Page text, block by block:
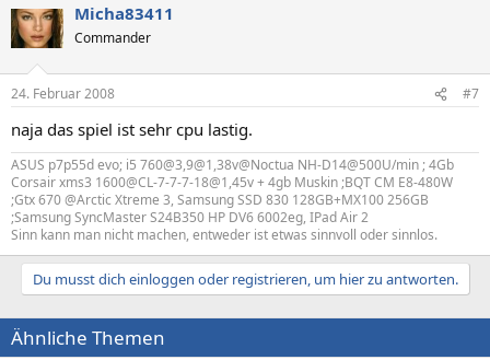
Micha83411
Commander
24. Februar 2008 #7
naja das spiel ist sehr cpu lastig.
ASUS p7p55d evo; i5 760@3,9@1,38v@Noctua NH-D14@500U/min ; 4Gb
Corsair xms3 1600@CL-7-7-7-18@1,45v + 4gb Muskin ;BQT CM E8-480W
;Gtx 670 @Arctic Xtreme 3, Samsung SSD 830 128GB+MX100 256GB
;Samsung SyncMaster S24B350 HP DV6 6002eg, IPad Air 2
Sinn kann man nicht machen, entweder ist etwas sinnvoll oder sinnlos.
Du musst dich einloggen oder registrieren, um hier zu antworten.
Ähnliche Themen